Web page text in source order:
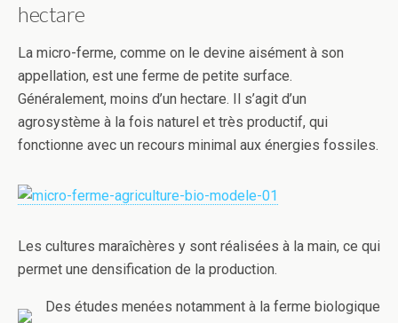
hectare
La micro-ferme, comme on le devine aisément à son
appellation, est une ferme de petite surface.
Généralement, moins d’un hectare. Il s’agit d’un
agrosystème à la fois naturel et très productif, qui
fonctionne avec un recours minimal aux énergies fossiles.
Les cultures maraîchères y sont réalisées à la main, ce qui
permet une densification de la production.
Des études menées notamment à la ferme biologique